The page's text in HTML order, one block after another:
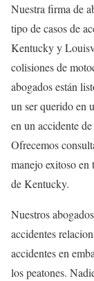
Nuestra firma de
tipo de casos de
Kentucky y
colisiones de
abogados están
un ser querido en
en un accidente
Ofrecemos
manejo exitoso
de Kentucky.
Nuestros
accidentes
accidentes en
los peatones.